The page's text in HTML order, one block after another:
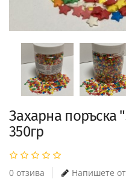
Захарна поръска
350гр
0 отзива Напишете